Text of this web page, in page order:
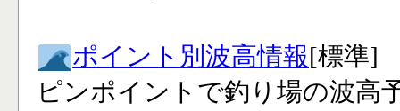
ポイント別波高情報[標準]
ピンポイントで釣り場の波高